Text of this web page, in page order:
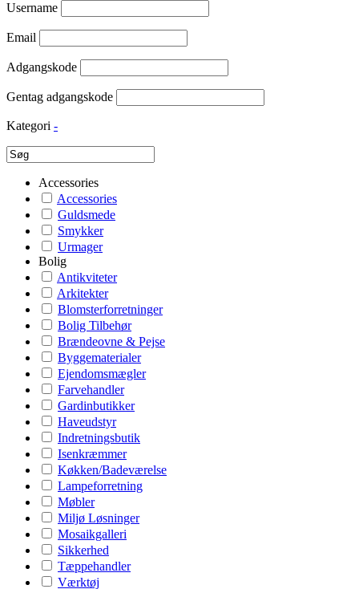
Username
Email
Adgangskode
Gentag adgangskode
Kategori -
Accessories
Accessories
Guldsmede
Smykker
Urmager
Bolig
Antikviteter
Arkitekter
Blomsterforretninger
Bolig Tilbehør
Brændeovne & Pejse
Byggematerialer
Ejendomsmægler
Farvehandler
Gardinbutikker
Haveudstyr
Indretningsbutik
Isenkræmmer
Køkken/Badeværelse
Lampeforretning
Møbler
Miljø Løsninger
Mosaikgalleri
Sikkerhed
Tæppehandler
Værktøj